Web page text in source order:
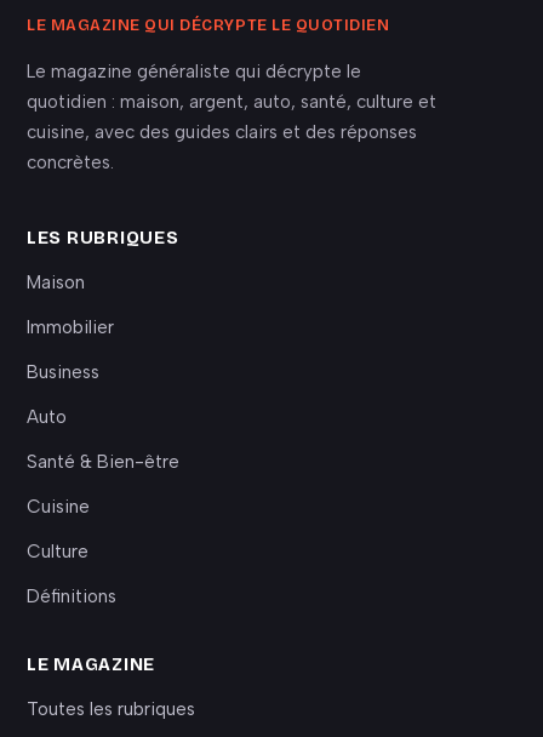
LE MAGAZINE QUI DÉCRYPTE LE QUOTIDIEN
Le magazine généraliste qui décrypte le
quotidien : maison, argent, auto, santé, culture et
cuisine, avec des guides clairs et des réponses
concrètes.
LES RUBRIQUES
Maison
Immobilier
Business
Auto
Santé & Bien-être
Cuisine
Culture
Définitions
LE MAGAZINE
Toutes les rubriques